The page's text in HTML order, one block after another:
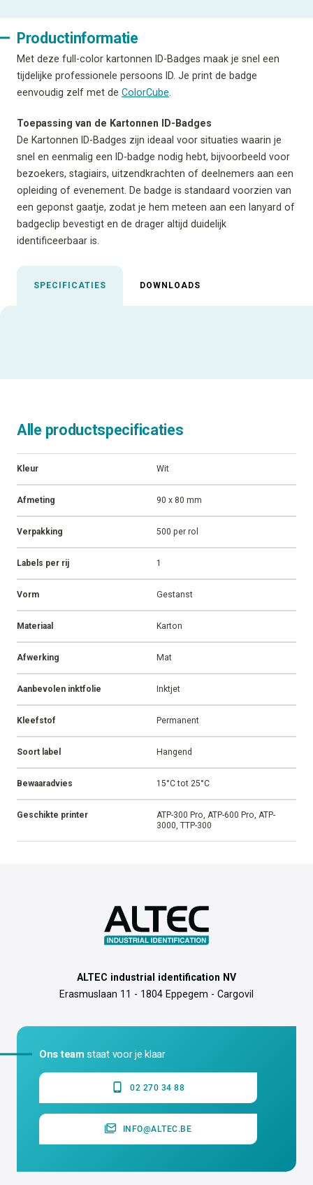
Productinformatie
Met deze full-color kartonnen ID-Badges maak je snel een
tijdelijke professionele persoons ID. Je print de badge
eenvoudig zelf met de ColorCube
Toepassing van de Kartonnen ID-Badges
De Kartonnen ID-Badges zijn ideaal voor situaties waarin je
snel en eenmalig een ID-badge nodig hebt, bijvoorbeeld voor
bezoekers, stagiairs, uitzendkrachten of deelnemers aan een
opleiding of evenement. De badge is standaard voorzien van
een geponst gaatje, zodat je hem meteen aan een lanyard of
badgeclip bevestigt en de drager altijd duidelijk
identificeerbaar is.
SPECIFICATIES DOWNLOADS
Alle productspecificaties
Kleur Wit
Afmeting 90 x 80 mm
Verpakking 500 per rol
Labels per rij 1
Vorm Gestanst
Materiaal Karton
Afwerking Mat
Aanbevolen inktfolie Inktjet
Kleefstof Permanent
Soort label Hangend
Bewaaradvies 15°C tot 25°C
Geschikte printer
ATP-300 Pro, ATP-600 Pro, ATP-
3000, TTP-300
ALTEC industrial identification NV
Erasmuslaan 11 - 1804 Eppegem - Cargovil
Ons team staat voor je klaar
02 270 34 88
INFO@ALTEC.BE